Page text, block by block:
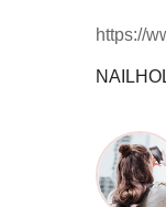
https://